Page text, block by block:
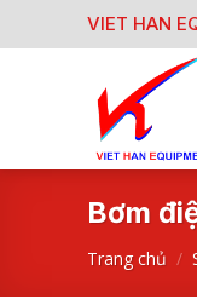
to
VIET HAN
Bơm
Trang chủ /